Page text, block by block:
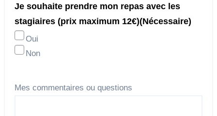
Je souhaite prendre mon repas avec les
stagiaires (prix maximum 12€)(Nécessaire)
Oui
Non
Mes commentaires ou questions